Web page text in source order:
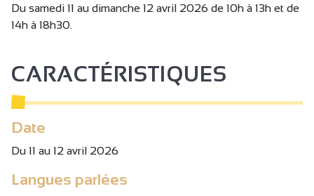
Du samedi 11 au dimanche 12 avril 2026 de 10h à 13h et de
14h à 18h30.
CARACTÉRISTIQUES
Date
Du 11 au 12 avril 2026
Langues parlées